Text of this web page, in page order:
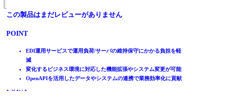
製品を探す
記事を読む
はじめての方へ
掲載について
ITトレンドへの掲載
☆☆☆☆☆
件
POINT
☆☆☆☆☆
POINT
☆☆☆☆☆
POINT
☆☆☆☆☆
POINT
☆☆☆☆☆
POINT
☆☆☆☆☆
POINT
この製品はまだレビューがありません
POINT
EDI運用サービスで運用負荷/サーバの維持保守にかかる負担を軽
減
変化するビジネス環境に対応した機能拡張やシステム変更が可能
OpenAPIを活用したデータやシステムの連携で業務効率化に貢献